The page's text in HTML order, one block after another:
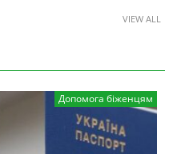
VIEW ALL
Допомога біженцям